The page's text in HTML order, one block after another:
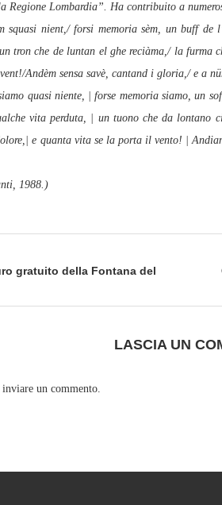
Regione Lombardia”. Ha contribuito a
squasi nient,/ forsi memoria sèm, un buff
tron che de luntan el ghe reciàma,/ la
Andèm sensa savè, cantand i gloria,/ e a
quasi niente, | forse memoria siamo, un
vita perduta, | un tuono che da
e quanta vita se la porta il vento! |
1988.)
gratuito della Fontana del
LASCIA UN
inviare un commento.